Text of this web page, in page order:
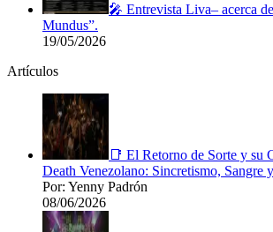
🎤 Entrevista Liva– acerca
Mundus”.
19/05/2026
Artículos
📑 El Retorno de Sorte y su
Death Venezolano: Sincretismo, Sangre
Por: Yenny Padrón
08/06/2026